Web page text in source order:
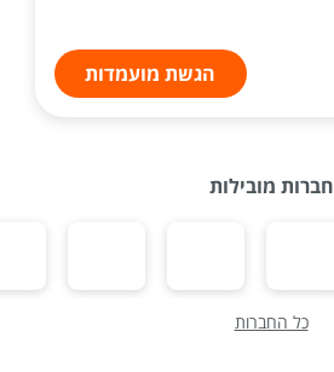
הגשת מועמדות
חברות מובילות
כל החברות